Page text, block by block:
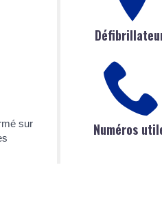
sur
Numéros